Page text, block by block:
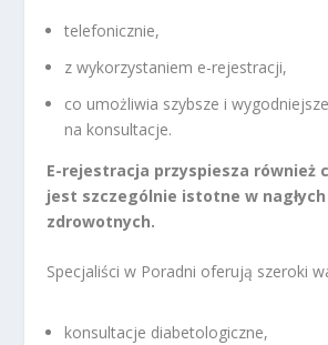
telefonicznie,
z wykorzystaniem e-rejestracji,
co umożliwia szybsze i
na konsultacje.
E-rejestracja przyspiesza również
jest szczególnie istotne w
zdrowotnych.
Specjaliści w Poradni oferują szeroki
konsultacje diabetologiczne,